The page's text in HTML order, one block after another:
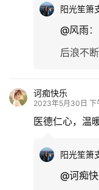
阳光笙箫
@风雨：
后浪不
诃痴快乐
2023年5月30日 下
医德仁心，温
阳光笙箫
@诃痴